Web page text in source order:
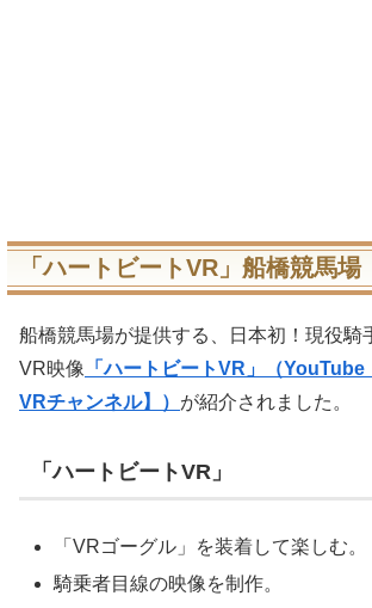
「ハートビートVR」船橋競馬場
船橋競馬場が提供する、日本初！現役騎
VR映像 「ハートビートVR」（YouTube
VRチャンネル】） が紹介されました。
「ハートビートVR」
「VRゴーグル」を装着して楽しむ。
騎乗者目線の映像を制作。